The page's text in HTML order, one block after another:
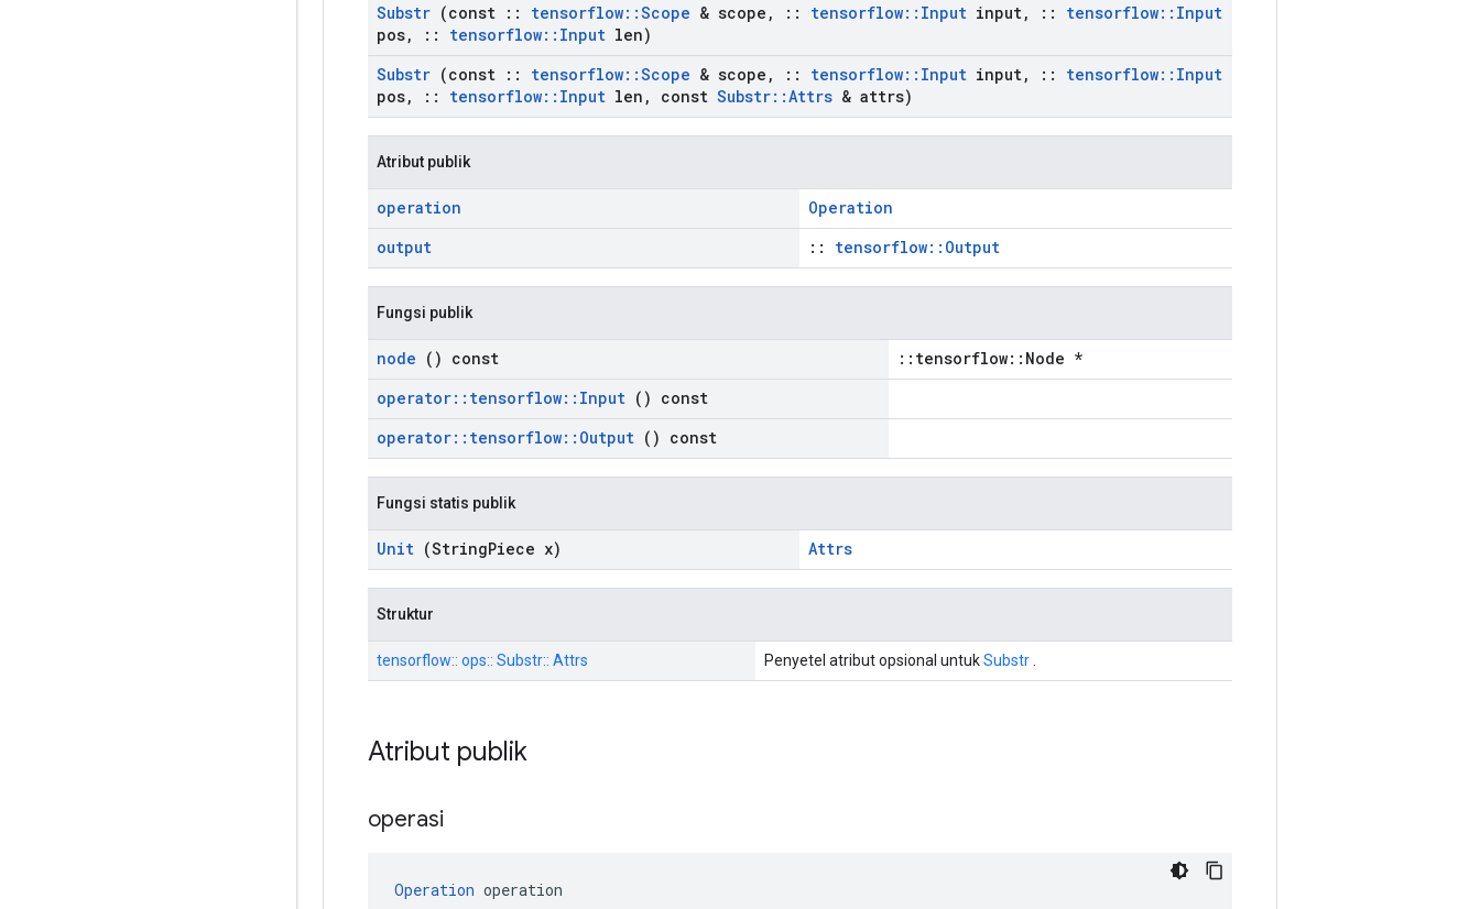
Substr (const :: tensorflow::Scope & scope , :: tensorflow:: Input input, :: tensorflow:: Input
pos, :: tensorflow:: Input len)
Substr (const :: tensorflow::Scope & scope , :: tensorflow:: Input input, :: tensorflow:: Input
pos, :: tensorflow:: Input len , const Substr::Attrs & attrs)
Atribut publik
operation
Operation
output
:: tensorflow::Output
Fungsi publik
node () const
::tensorflow::Node *
operator:: tensorflow:: Input () const
operator:: tensorflow:: Output () const
Fungsi statis publik
Unit (StringPiece x) Attrs
Struktur
tensorflow:: ops:: Substr:: Attrs Penyetel atribut opsional untukSubstr
Atribut publik
operasi
Operation operation